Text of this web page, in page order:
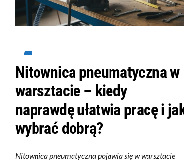
Nitownica pneumatyczna w
warsztacie – kiedy
naprawdę ułatwia pracę i
wybrać dobrą?
Nitownica pneumatyczna pojawia się w warsztacie